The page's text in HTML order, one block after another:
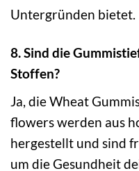
Untergründen bietet.
8. Sind die
Stoffen?
Ja, die Wheat
flowers werden aus
hergestellt und sind
um die Gesundheit